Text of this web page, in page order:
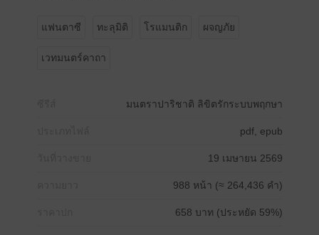
แฟนตาซี ทะลุมิติ โรแมนติก ผจญภัย
เวทมนตร์คาถา
มนตราปาริชาติ ลิขิตรักระบบพฤกษา
pdf, epub
19 เมษายน 2569
988 หน้า (≈ 264,436 คำ)
658 บาท (ประหยัด 59%)